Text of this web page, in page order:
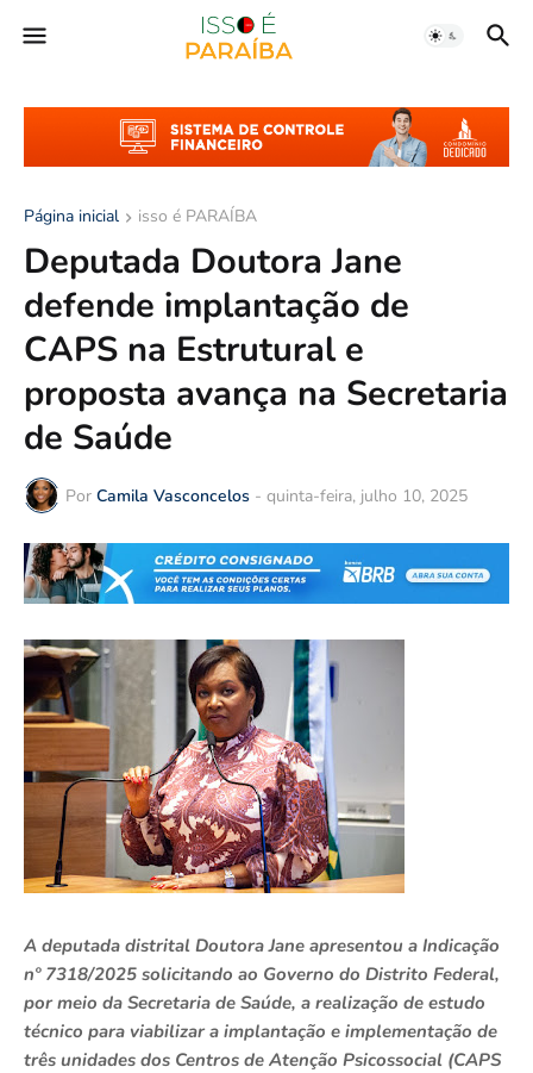
Página inicial isso é PARAÍBA
Deputada Doutora Jane
defende implantação de
CAPS na Estrutural e
proposta avança na Secretaria
de Saúde
Por Camila Vasconcelos - quinta-feira, julho 10, 2025
A deputada distrital Doutora Jane apresentou a Indicação
nº 7318/2025 solicitando ao Governo do Distrito Federal,
por meio da Secretaria de Saúde, a realização de estudo
técnico para viabilizar a implantação e implementação de
três unidades dos Centros de Atenção Psicossocial (CAPS